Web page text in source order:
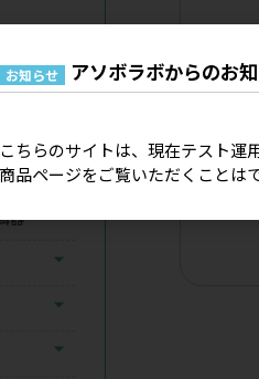
【星印】
器
お知らせ アソボラボからのお
こちらのサイトは、現在テスト運
商品ページをご覧いただくことは